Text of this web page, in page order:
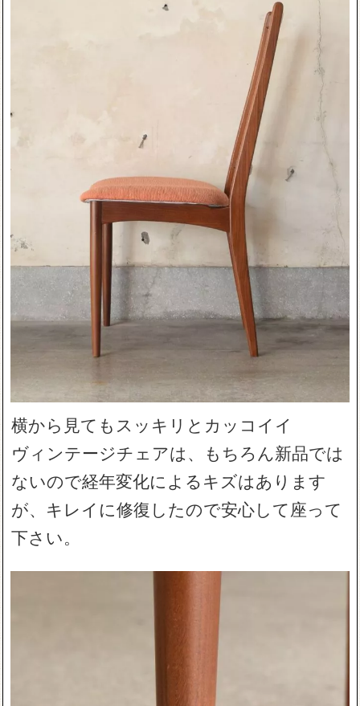
横から見てもスッキリとカッコイイ
ヴィンテージチェアは、もちろん新品では
ないので経年変化によるキズはあります
が、キレイに修復したので安心して座って
下さい。